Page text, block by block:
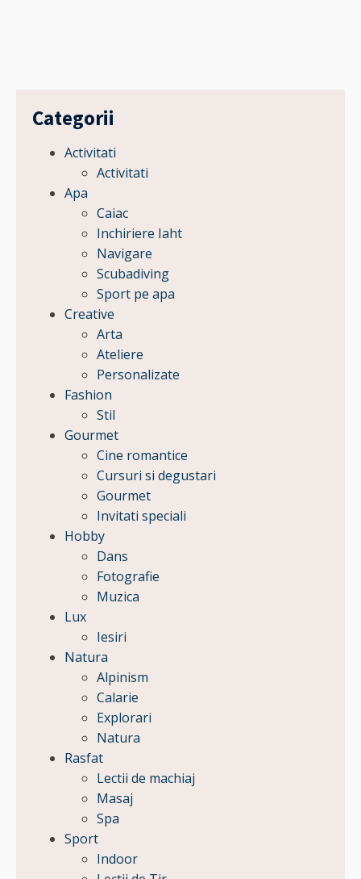
Categorii
Activitati
Activitati
Apa
Caiac
Inchiriere Iaht
Navigare
Scubadiving
Sport pe apa
Creative
Arta
Ateliere
Personalizate
Fashion
Stil
Gourmet
Cine romantice
Cursuri si degustari
Gourmet
Invitati speciali
Hobby
Dans
Fotografie
Muzica
Lux
Iesiri
Natura
Alpinism
Calarie
Explorari
Natura
Rasfat
Lectii de machiaj
Masaj
Spa
Sport
Indoor